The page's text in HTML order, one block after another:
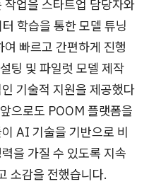
업을 스타트업 담당자와
학습을 통한 모델 튜닝
빠르고 간편하게 진행
팅 및 파일럿 모델 제작
기술적 지원을 제공했다
으로도 POOM 플랫폼을
AI 기술을 기반으로 비
을 가질 수 있도록 지속
소감을 전했습니다.